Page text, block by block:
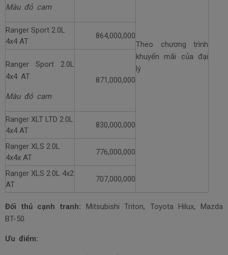
Theo chương trình
khuyến mãi của đại
lý
Màu đỏ cam
Ranger Sport 2.0L
4x4 AT
864,000,000
Ranger Sport 2.0L
4x4 AT
Màu đỏ cam
871,000,000
Ranger XLT LTD 2.0L
4x4 AT
830,000,000
Ranger XLS 2.0L
4x4x AT
776,000,000
Ranger XLS 2.0L 4x2
AT
707,000,000
Đối thủ cạnh tranh:
Mitsubishi Triton, Toyota Hilux, Mazda
BT-50.
Ưu điểm: